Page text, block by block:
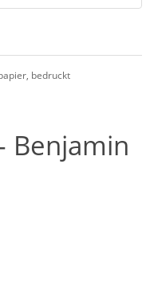
bedruckt
Benjamin